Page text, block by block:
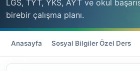
LGS, TYT, YKS, AYT ve okul
birebir çalışma planı.
Anasayfa Sosyal Bilgiler Özel Ders